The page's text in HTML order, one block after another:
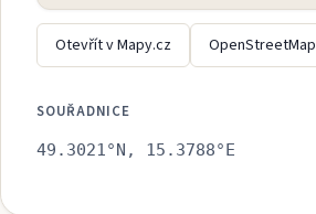
Otevřít v Mapy.cz OpenStreetMap
SOUŘADNICE
49.3021°N, 15.3788°E